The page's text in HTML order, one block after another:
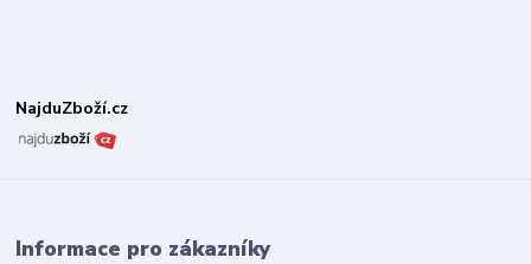
NajduZboží.cz
Informace pro zákazníky